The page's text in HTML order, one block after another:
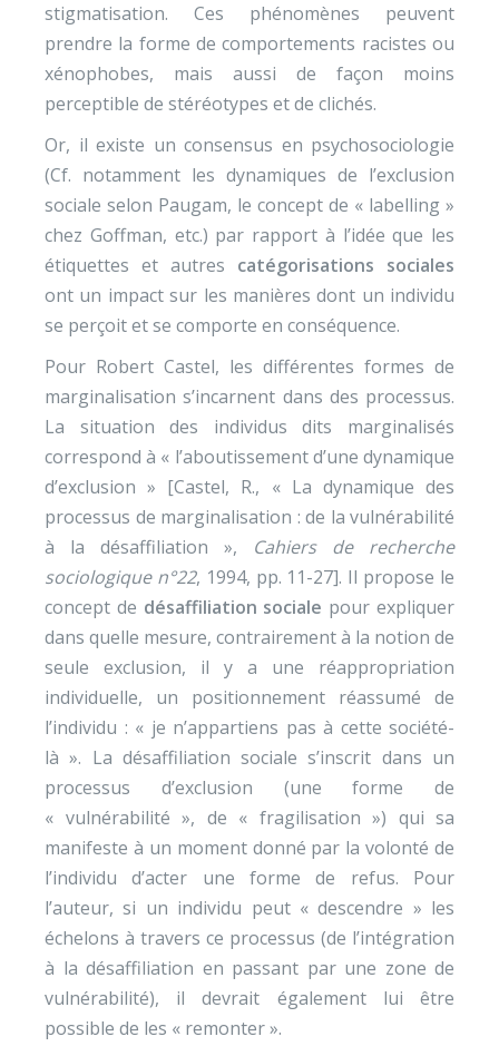
stigmatisation. Ces phénomènes peuvent
prendre la forme de comportements racistes ou
xénophobes, mais aussi de façon moins
perceptible de stéréotypes et de clichés.
Or, il existe un consensus en psychosociologie
(Cf. notamment les dynamiques de l’exclusion
sociale selon Paugam, le concept de « labelling »
chez Goffman, etc.) par rapport à l’idée que les
étiquettes et autres catégorisations sociales
ont un impact sur les manières dont un individu
se perçoit et se comporte en conséquence.
Pour Robert Castel, les différentes formes de
marginalisation s’incarnent dans des processus.
La situation des individus dits marginalisés
correspond à « l’aboutissement d’une dynamique
d’exclusion » [Castel, R., « La dynamique des
processus de marginalisation : de la vulnérabilité
à la désaffiliation », Cahiers de recherche
sociologique n°22, 1994, pp. 11-27]. Il propose le
concept de désaffiliation sociale pour expliquer
dans quelle mesure, contrairement à la notion de
seule exclusion, il y a une réappropriation
individuelle, un positionnement réassumé de
l’individu : « je n’appartiens pas à cette société-
là ». La désaffiliation sociale s’inscrit dans un
processus d’exclusion (une forme de
« vulnérabilité », de « fragilisation ») qui sa
manifeste à un moment donné par la volonté de
l’individu d’acter une forme de refus. Pour
l’auteur, si un individu peut « descendre » les
échelons à travers ce processus (de l’intégration
à la désaffiliation en passant par une zone de
vulnérabilité), il devrait également lui être
possible de les « remonter ».